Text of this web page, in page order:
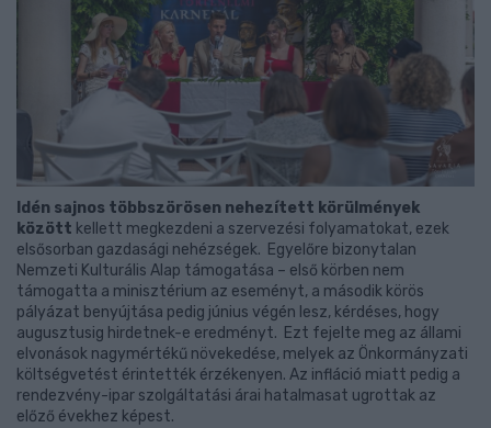
Idén sajnos többszörösen nehezített körülmények
között kellett megkezdeni a szervezési folyamatokat, ezek
elsősorban gazdasági nehézségek. Egyelőre bizonytalan
Nemzeti Kulturális Alap támogatása – első körben nem
támogatta a minisztérium az eseményt, a második körös
pályázat benyújtása pedig június végén lesz, kérdéses, hogy
augusztusig hirdetnek-e eredményt. Ezt fejelte meg az állami
elvonások nagymértékű növekedése, melyek az Önkormányzati
költségvetést érintették érzékenyen. Az infláció miatt pedig a
rendezvény-ipar szolgáltatási árai hatalmasat ugrottak az
előző évekhez képest.